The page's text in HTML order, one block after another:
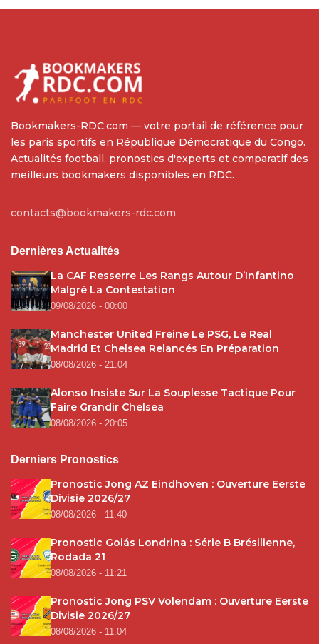
Bookmakers-RDC.com — votre portail de référence pour
les paris sportifs en République Démocratique du Congo.
Actualités football, pronostics d'experts et comparatif des
meilleurs bookmakers disponibles en RDC.
contacts@bookmakers-rdc.com
Dernières Actualités
La CAF Resserre Les Rangs Autour D’Infantino
Malgré La Contestation
09/08/2026 - 00:00
Manchester United Freine Le PSG, Le Real
Madrid Et Chelsea Relancés En Préparation
08/08/2026 - 21:04
Alonso Insiste Sur La Souplesse Tactique Pour
Faire Grandir Chelsea
08/08/2026 - 20:05
Derniers Pronostics
Pronostic Jong AZ Eindhoven : Ouverture Eerste
Divisie 2026/27
08/08/2026 - 11:40
Pronostic Goiás Londrina : Série B Brésilienne,
Rodada 21
08/08/2026 - 11:21
Pronostic Jong PSV Volendam : Ouverture Eerste
Divisie 2026/27
08/08/2026 - 11:04